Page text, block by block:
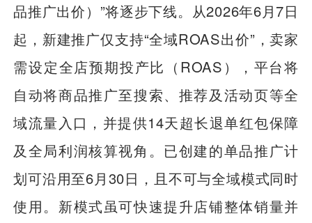
品推广出价）”将逐步下线。从2026年6月7日
起，新建推广仅支持“全域ROAS出价”，卖家
需设定全店预期投产比（ROAS），平台将
自动将商品推广至搜索、推荐及活动页等全
域流量入口，并提供14天超长退单红包保障
及全局利润核算视角。已创建的单品推广计
划可沿用至6月30日，且不可与全域模式同时
使用。新模式虽可快速提升店铺整体销量并